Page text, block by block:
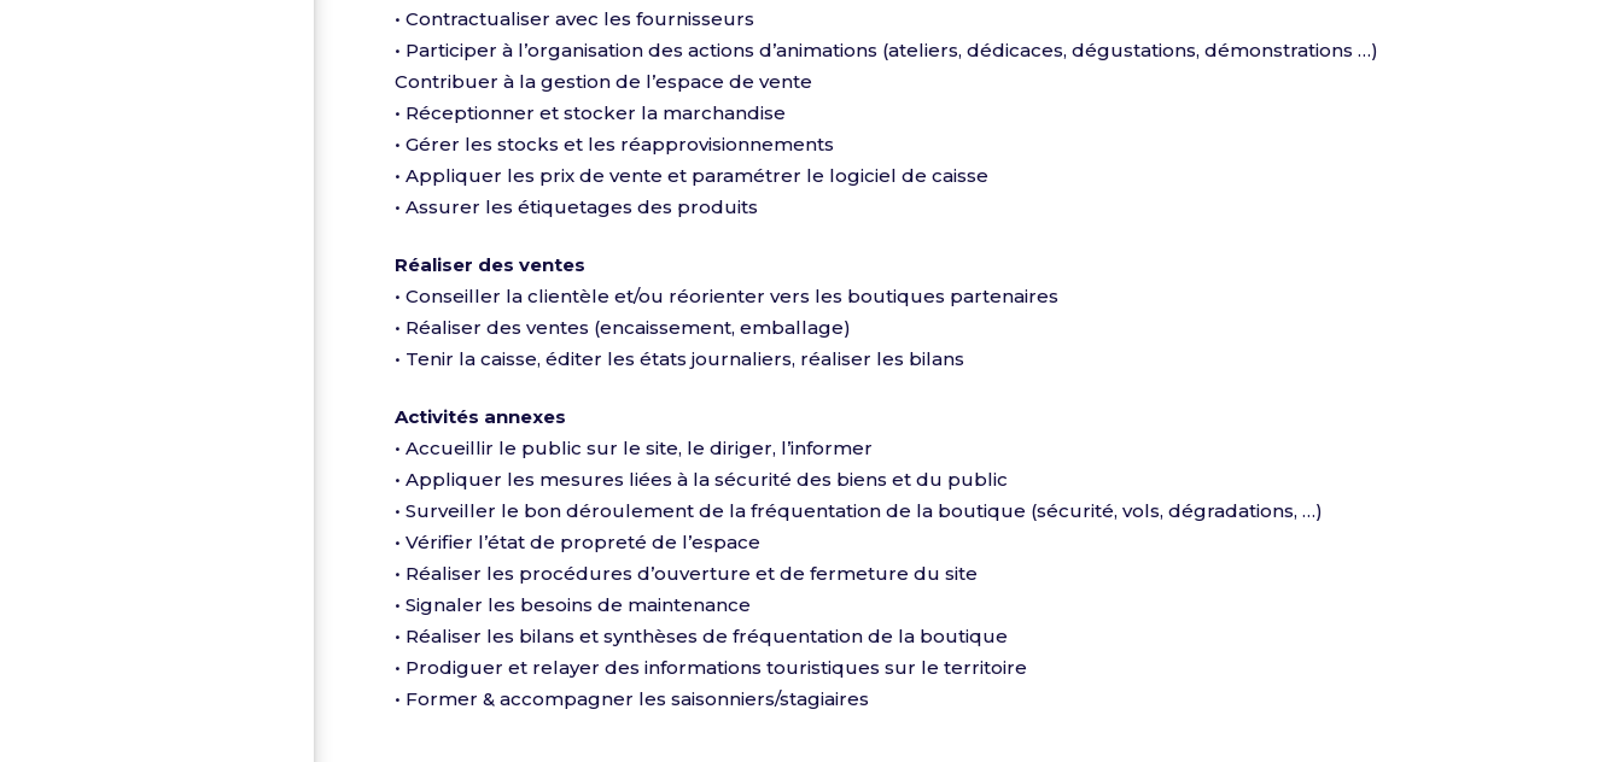
• Contractualiser avec les fournisseurs
• Participer à l’organisation des actions d’animations (ateliers, dédicaces, dégustations, démonstrations …)
Contribuer à la gestion de l’espace de vente
• Réceptionner et stocker la marchandise
• Gérer les stocks et les réapprovisionnements
• Appliquer les prix de vente et paramétrer le logiciel de caisse
• Assurer les étiquetages des produits
Réaliser des ventes
• Conseiller la clientèle et/ou réorienter vers les boutiques partenaires
• Réaliser des ventes (encaissement, emballage)
• Tenir la caisse, éditer les états journaliers, réaliser les bilans
Activités annexes
• Accueillir le public sur le site, le diriger, l’informer
• Appliquer les mesures liées à la sécurité des biens et du public
• Surveiller le bon déroulement de la fréquentation de la boutique (sécurité, vols, dégradations, …)
• Vérifier l’état de propreté de l’espace
• Réaliser les procédures d’ouverture et de fermeture du site
• Signaler les besoins de maintenance
• Réaliser les bilans et synthèses de fréquentation de la boutique
• Prodiguer et relayer des informations touristiques sur le territoire
• Former & accompagner les saisonniers/stagiaires